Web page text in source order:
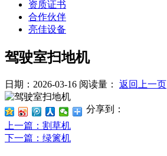
资质证书
合作伙伴
亮佳设备
驾驶室扫地机
日期：2026-03-16 阅读量： 返回上一页
分享到：
上一篇 ：割草机
下一篇 ：绿篱机